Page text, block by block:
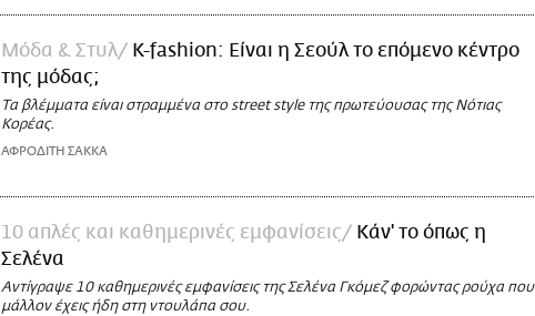
Μόδα & Στυλ
K-fashion: Είναι η Σεούλ το επόμενο κέντρο
της μόδας;
Τα βλέμματα είναι στραμμένα στο street style της πρωτεύουσας της Νότιας
Κορέας.
ΑΦΡΟΔΙΤΗ ΣΑΚΚΑ
10 απλές και καθημερινές εμφανίσεις
Κάν' το όπως η
Σελένα
Αντίγραψε 10 καθημερινές εμφανίσεις της Σελένα Γκόμεζ φορώντας ρούχα που
μάλλον έχεις ήδη στη ντουλάπα σου.